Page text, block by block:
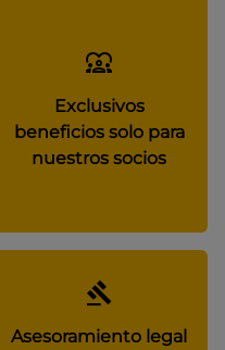
Exclusivos
beneficios solo para
nuestros socios
Asesoramiento legal